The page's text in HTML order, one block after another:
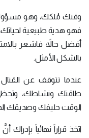
وقتك مُلكك، وهو
فهو هدية طبيعية
أفضل حالاً؛ فاشعر
بالشكل الأمثل.
عندما تتوقف عن
طاقتك ونشاطك،
الوقت حليفك وصديقك
اتخذ قراراً نهائياً